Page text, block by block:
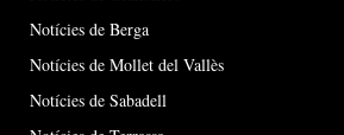
Notícies de Berga
Notícies de Mollet del Vallès
Notícies de Sabadell